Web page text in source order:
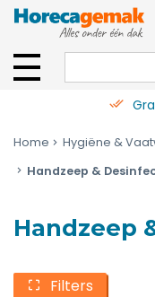
Home Hygiëne &
Handzeep &
Handzeep
Filters